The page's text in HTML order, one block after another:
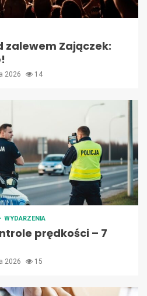
zalewem Zajączek:
2026 14
WYDARZENIA
prędkości – 7
2026 15